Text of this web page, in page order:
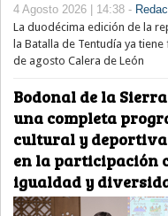
4 Agosto 2026 | 14:38 -
La duodécima edición de la
la Batalla de Tentudía ya
de agosto Calera de León
Bodonal de la
una completa
cultural y
en la participación
igualdad y